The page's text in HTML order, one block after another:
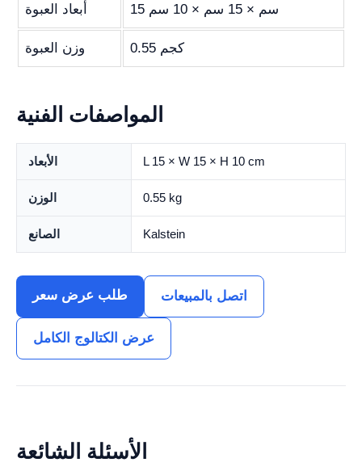
أبعاد العبوة 15 سم × 15 سم × 10 سم
وزن العبوة 0.55 كجم
المواصفات الفنية
الأبعاد L 15 × W 15 × H 10 cm
الوزن 0.55 kg
الصانع Kalstein
طلب عرض سعر اتصل بالمبيعات
عرض الكتالوج الكامل
الأسئلة الشائعة